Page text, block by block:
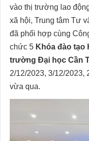
vào thị trường lao
xã hội, Trung tâm Tư
đã phối hợp cùng
chức 5 Khóa đào tạo
trường Đại học Cần
2/12/2023, 3/12/2023,
vừa qua.